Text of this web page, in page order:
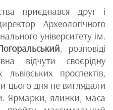
приєднався друг і
Археологічного
університету ім.
, розповіді
відчути своєрідну
проспектів,
цього дня не виглядали
Ярмарки, ялинки, маса